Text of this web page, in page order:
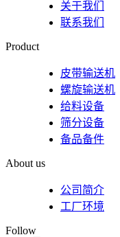
关于我们
联系我们
Product
皮带输送机
螺旋输送机
给料设备
筛分设备
备品备件
About us
公司简介
工厂环境
Follow